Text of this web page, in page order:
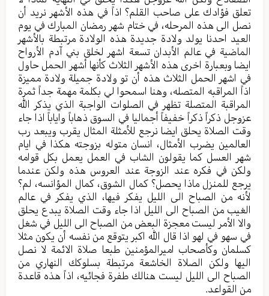
تعلق فؤادك على صاحب القلم؟ اذاً في هذه الأشهر نريد أن
نصل الى هذه المرحله، في ختام شهر رمضان المبارك في يوم
العيد احدنا يولد ولادة جديدة هذه الولادة مرتبطة بالأشهر
الماضية في عالم الأبدان تسعة اشهر لخلق بني آدم الأرواح
ايضا وبعبارة اخرى هذه الأشهر الثلاث كأنها أشهر الحمل حاول
في اشهر الحمل الثلاث هذه أن تو ولادة جميلة ولادة مميزة
اذاً المراقبه المتصله، وهنا اسمحوا لي بكلمة مهمة جداً ثمرة
المراقبة المتصلة تظهر في الصلوات الواجبة الذي يذكر الله
عزوجل ذكراً ذكراً خفيفاً أجماليا في السوق ذهاباً واياباً اذا جاء
وقت الصلاة يحلق ايضا نرجع للأمثلة المثال يقرب ويبعد رب
العالمين يضرب الأمثال، انسان متوله بزوجته هكذا في ايام
شهر العسل كما يقولون الشاب في العمل يعمل بكل قوامه
ولكن في فكره عند الزوجة عند العروس هذه ولكن عندما
يرجع للمنزل ماذا يحصل؟ كمال الشوق، كمال المؤانسه، لم؟
لأنه من الصباح الى الليل يفكر فيها، الذي يفكر في عالم
الغيب من الصباح الى الليل اذا جاء وقت الصلاة يبدع يحلق
والا الأمر ليست معجزة البعض من الصباح الى الليل في شغل
في سهو في لهو اذا قال الله اكبر يتوقع من نفسه أن يكون مثلا
كسلمان وكأصحاب اميرالمؤمنين طبعا صلاة الائمة لا نصل
اليها ولكن الصلاة الخاشعة مرتبطة بسلوكك النهاري من
الصباح الى الليل ليست هنالك طفرة فجائيه، اذاً هذه قاعدة
من القواعد.